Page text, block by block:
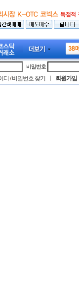
허가 임상 준비 박차
피, 0.6% 하락 마감
비밀번호
디 /비밀번호 찾기 회원가입